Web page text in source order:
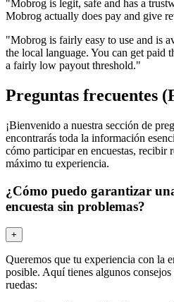
"Mobrog is legit, safe and has a
Mobrog actually does pay and give
"Mobrog is fairly easy to use and is
the local language. You can get paid
a fairly low payout threshold."
Preguntas frecuentes
¡Bienvenido a nuestra sección de
encontrarás toda la información
cómo participar en encuestas, recibir
máximo tu experiencia.
¿Cómo puedo garantizar
encuesta sin problemas?
+
Queremos que tu experiencia con la
posible. Aquí tienes algunos
ruedas: